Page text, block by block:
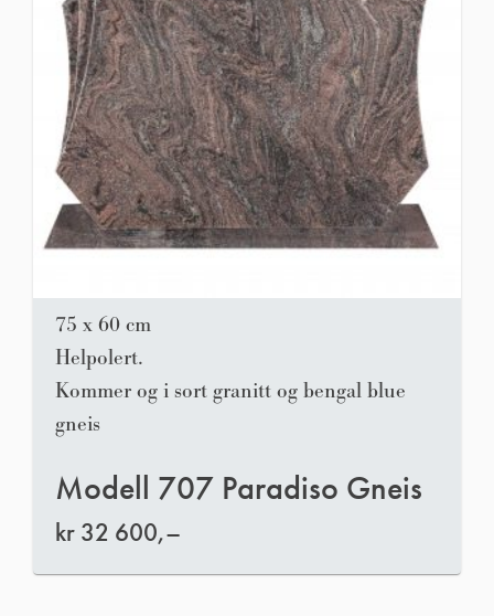
75 x 60 cm
Helpolert.
Kommer og i sort granitt og bengal blue
gneis
Modell 707 Paradiso Gneis
kr 32 600,–